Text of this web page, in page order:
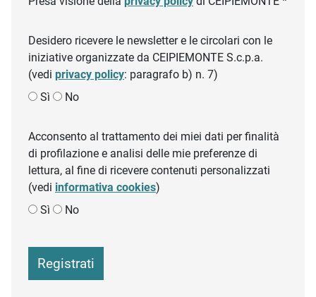
Desidero ricevere le newsletter e le circolari con le
iniziative organizzate da CEIPIEMONTE S.c.p.a.
(vedi privacy policy: paragrafo b) n. 7)
Sì
No
Acconsento al trattamento dei miei dati per finalità
di profilazione e analisi delle mie preferenze di
lettura, al fine di ricevere contenuti personalizzati
(vedi informativa cookies)
Sì
No
Registrati